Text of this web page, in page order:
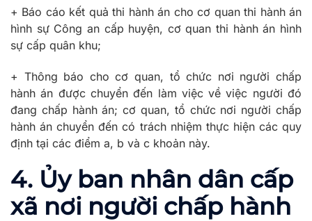
+ Báo cáo kết quả thi hành án cho cơ quan thi hành án
hình sự Công an cấp huyện, cơ quan thi hành án hình
sự cấp quân khu;
+ Thông báo cho cơ quan, tổ chức nơi người chấp
hành án được chuyển đến làm việc về việc người đó
đang chấp hành án; cơ quan, tổ chức nơi người chấp
hành án chuyển đến có trách nhiệm thực hiện các quy
định tại các điểm a, b và c khoản này.
4. Ủy ban nhân dân cấp
xã nơi người chấp hành